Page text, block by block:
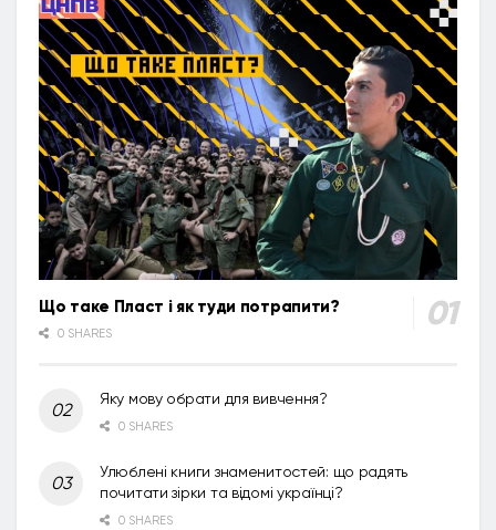
Що таке Пласт і як туди потрапити?
0 SHARES
Яку мову обрати для вивчення?
0 SHARES
Улюблені книги знаменитостей: що радять
почитати зірки та відомі українці?
0 SHARES